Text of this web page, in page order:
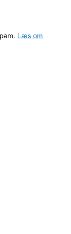
Læs om